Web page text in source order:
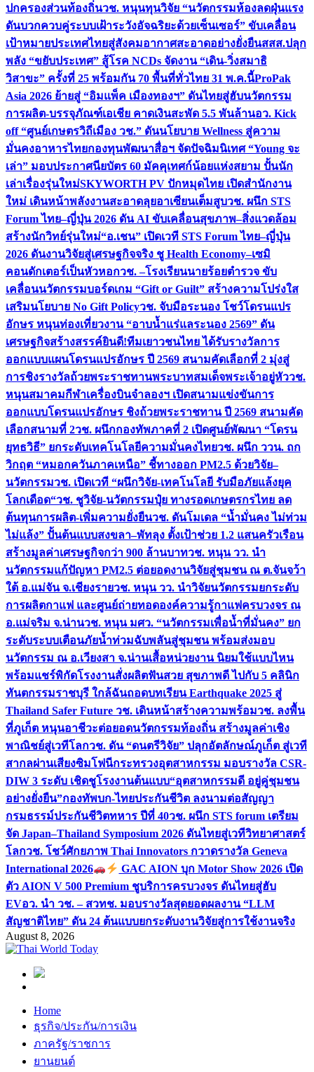
ปกครองส่วนท้องถิ่นวช. หนุนทุนวิจัย “นวัตกรรมห้องลดฝุ่นแรง
ดันบวกควบคู่ระบบเฝ้าระวังอัจฉริยะด้วยเซ็นเซอร์” ขับเคลื่อน
เป้าหมายประเทศไทยสู่สังคมอากาศสะอาดอย่างยั่งยืนสสส.ปลุก
พลัง “ขยับประเทศ” สู้โรค NCDs จัดงาน “เดิน-วิ่งสมาธิ
วิสาขะ” ครั้งที่ 25 พร้อมกัน 70 พื้นที่ทั่วไทย 31 พ.ค.นี้ProPak
Asia 2026 ย้ายสู่ “อิมแพ็ค เมืองทองฯ” ดันไทยสู่ฮับนวัตกรรม
การผลิต-บรรจุภัณฑ์เอเชีย คาดเงินสะพัด 5.5 พันล้านอว. Kick
off “ศูนย์เกษตรวิถีเมือง วช.” ดันนโยบาย Wellness สู่ความ
มั่นคงอาหารไทยกองทุนพัฒนาสื่อฯ จัดปัจฉิมนิเทศ “Young จะ
เล่า” มอบประกาศนียบัตร 60 มัคคุเทศก์น้อยแห่งสยาม ปั้นนัก
เล่าเรื่องรุ่นใหม่SKYWORTH PV ปักหมุดไทย เปิดสำนักงาน
ใหม่ เดินหน้าพลังงานสะอาดลุยอาเซียนเต็มสูบวช. ผนึก STS
Forum ไทย–ญี่ปุ่น 2026 ดัน AI ขับเคลื่อนสุขภาพ–สิ่งแวดล้อม
สร้างนักวิทย์รุ่นใหม่“อ.เชน” เปิดเวที STS Forum ไทย–ญี่ปุ่น
2026 ดันงานวิจัยสู่เศรษฐกิจจริง ชู Health Economy–เซมิ
คอนดักเตอร์เป็นหัวหอกวช. –โรงเรียนนายร้อยตำรวจ ขับ
เคลื่อนนวัตกรรมบอร์ดเกม “Gift or Guilt” สร้างความโปร่งใส
เสริมนโยบาย No Gift Policyวช. จับมือระนอง โชว์โดรนแปร
อักษร หนุนท่องเที่ยวงาน “อาบน้ำแร่แลระนอง 2569” ดัน
เศรษฐกิจสร้างสรรค์ยินดี!ทีมเยาวชนไทย ได้รับรางวัลการ
ออกแบบแผนโดรนแปรอักษร ปี 2569 สนามคัดเลือกที่ 2 มุ่งสู่
การชิงรางวัลถ้วยพระราชทานพระบาทสมเด็จพระเจ้าอยู่หัววช.
หนุนสมาคมกีฬาเครื่องบินจำลองฯ เปิดสนามแข่งขันการ
ออกแบบโดรนแปรอักษร ชิงถ้วยพระราชทาน ปี 2569 สนามคัด
เลือกสนามที่ 2วช. ผนึกกองทัพภาคที่ 2 เปิดศูนย์พัฒนา “โดรน
ยุทธวิธี” ยกระดับเทคโนโลยีความมั่นคงไทยวช. ผนึก ววน. ถก
วิกฤต “หมอกควันภาคเหนือ” ชี้ทางออก PM2.5 ด้วยวิจัย–
นวัตกรรมวช. เปิดเวที “ผนึกวิจัย-เทคโนโลยี รับมือภัยแล้งยุค
โลกเดือด“วช. ชูวิจัย-นวัตกรรมปุ๋ย ทางรอดเกษตรกรไทย ลด
ต้นทุนการผลิต-เพิ่มความยั่งยืนวช. ดันโมเดล “น้ำมั่นคง ไม่ท่วม
ไม่แล้ง” ปั้นต้นแบบสงขลา–พัทลุง ตั้งเป้าช่วย 1.2 แสนครัวเรือน
สร้างมูลค่าเศรษฐกิจกว่า 900 ล้านบาทวช. หนุน วว. นำ
นวัตกรรมแก้ปัญหา PM2.5 ต่อยอดงานวิจัยสู่ชุมชน ณ ต.จันจว้า
ใต้ อ.แม่จัน จ.เชียงรายวช. หนุน วว. นำวิจัยนวัตกรรมยกระดับ
การผลิตกาแฟ และศูนย์ถ่ายทอดองค์ความรู้กาแฟครบวงจร ณ
อ.แม่จริม จ.น่านวช. หนุน มศว. “นวัตกรรมเพื่อน้ำที่มั่นคง” ยก
ระดับระบบเตือนภัยน้ำท่วมฉับพลันสู่ชุมชน พร้อมส่งมอบ
นวัตกรรม ณ อ.เวียงสา จ.น่านเสื้อหน่วยงาน นิยมใช้แบบไหน
พร้อมแชร์พิกัดโรงงานสั่งผลิตฟันสวย สุขภาพดี ไปกับ 5 คลินิก
ทันตกรรมราชบุรี ใกล้ฉันถอดบทเรียน Earthquake 2025 สู่
Thailand Safer Future วช. เดินหน้าสร้างความพร้อมวช. ลงพื้น
ที่ภูเก็ต หนุนอาชีวะต่อยอดนวัตกรรมท้องถิ่น สร้างมูลค่าเชิง
พาณิชย์สู่เวทีโลกวช. ดัน “ดนตรีวิจัย” ปลุกอัตลักษณ์ภูเก็ต สู่เวที
สากลผ่านเสียงซิมโฟนีกระทรวงอุตสาหกรรม มอบรางวัล CSR-
DIW 3 ระดับ เชิดชูโรงงานต้นแบบ“อุตสาหกรรมดี อยู่คู่ชุมชน
อย่างยั่งยืน”กองทัพบก-ไทยประกันชีวิต ลงนามต่อสัญญา
กรมธรรม์ประกันชีวิตทหาร ปีที่ 40วช. ผนึก STS forum เตรียม
จัด Japan–Thailand Symposium 2026 ดันไทยสู่เวทีวิทยาศาสตร์
โลกวช. โชว์ศักยภาพ Thai Innovators กวาดรางวัล Geneva
International 2026
GAC AION บุก Motor Show 2026 เปิด
ตัว AION V 500 Premium ชูบริการครบวงจร ดันไทยสู่ฮับ
EVอว. นำ วช. – สวทช. มอบรางวัลสุดยอดผลงาน “LLM
สัญชาติไทย” ดัน 24 ต้นแบบยกระดับงานวิจัยสู่การใช้งานจริง
August 8, 2026
Home
ธุรกิจ/ประกัน/การเงิน
ภาครัฐ/ราชการ
ยานยนต์